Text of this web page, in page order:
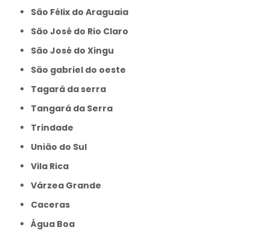
São Félix do Araguaia
São José do Rio Claro
São José do Xingu
São gabriel do oeste
Tagará da serra
Tangará da Serra
Trindade
União do Sul
Vila Rica
Várzea Grande
caceras
Água Boa